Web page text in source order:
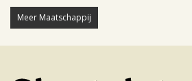
Meer Maatschappij